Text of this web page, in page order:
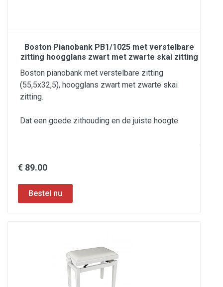
Boston Pianobank PB1/1025 met verstelbare
zitting hoogglans zwart met zwarte skai zitting
Boston pianobank met verstelbare zitting
(55,5x32,5), hoogglans zwart met zwarte skai
zitting.
Dat een goede zithouding en de juiste hoogte
€ 89.00